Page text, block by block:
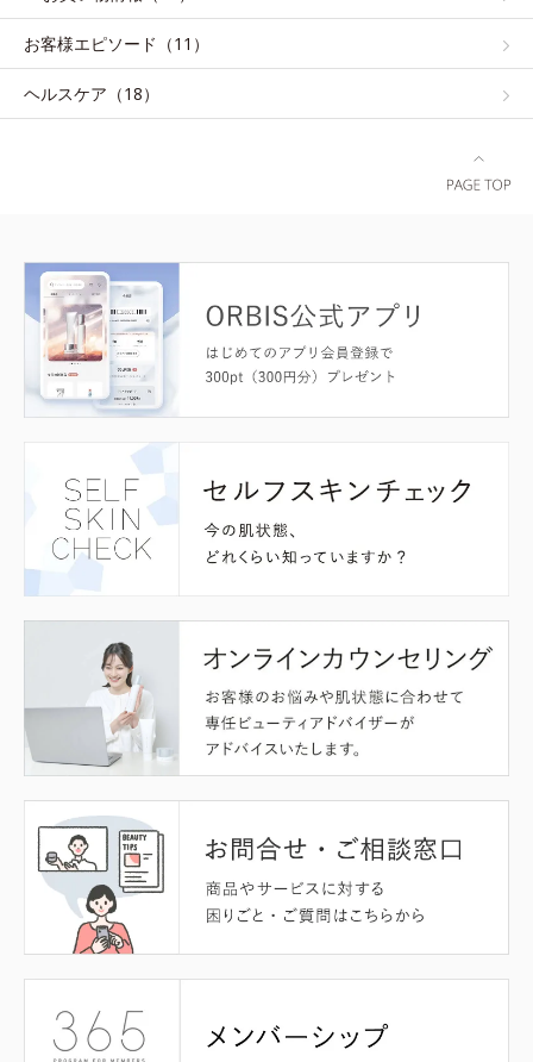
お客様エピソード（11）
ヘルスケア（18）